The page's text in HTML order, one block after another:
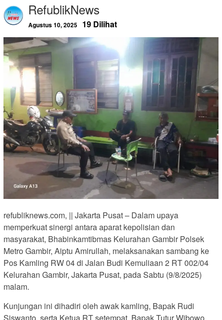
RefublikNews
Agustus 10, 2025 19 Dilihat
refubliknews.com, || Jakarta Pusat – Dalam upaya
memperkuat sinergi antara aparat kepolisian dan
masyarakat, Bhabinkamtibmas Kelurahan Gambir Polsek
Metro Gambir, Aiptu Amirullah, melaksanakan sambang ke
Pos Kamling RW 04 di Jalan Budi Kemuliaan 2 RT 002/04
Kelurahan Gambir, Jakarta Pusat, pada Sabtu (9/8/2025)
malam.
Kunjungan ini dihadiri oleh awak kamling, Bapak Rudi
Siswanto, serta Ketua RT setempat, Bapak Tutur Wibowo.